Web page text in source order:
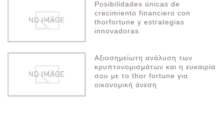
Posibilidades únicas de
crecimiento financiero con
thorfortune y estrategias
innovadoras
Αξιοσημείωτη ανάλυση των
κρυπτονομισμάτων και η ευκαιρία
σου με το thor fortune για
οικονομική άνεση